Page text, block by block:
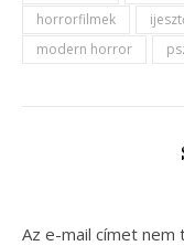
horrorfilmek
modern horror
Az e-mail címet nem